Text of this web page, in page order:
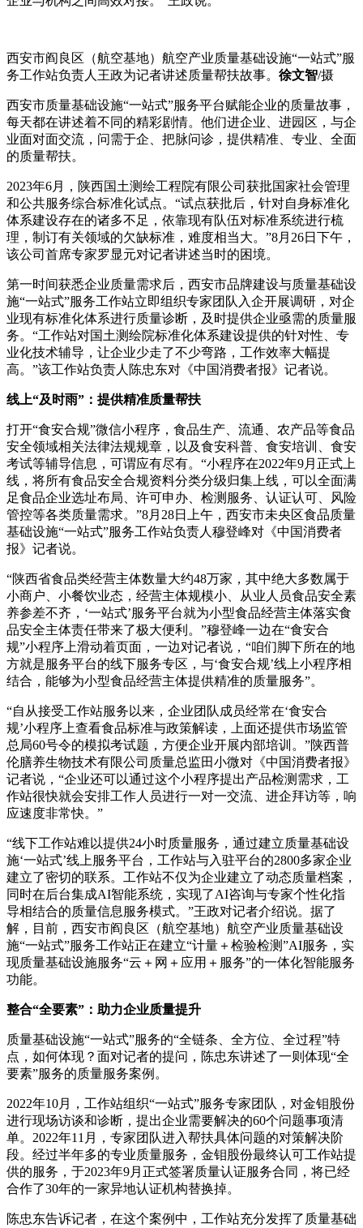
西安市阎良区（航空基地）航空产业质量基础设施“一站式”服
务工作站负责人王政为记者讲述质量帮扶故事。 徐文智/摄
西安市质量基础设施“一站式”服务平台赋能企业的质量故事，
每天都在讲述着不同的精彩剧情。他们进企业、进园区，与企
业面对面交流，问需于企、把脉问诊，提供精准、专业、全面
的质量帮扶。
2023年6月，陕西国土测绘工程院有限公司获批国家社会管理
和公共服务综合标准化试点。“试点获批后，针对自身标准化
体系建设存在的诸多不足，依靠现有队伍对标准系统进行梳
理，制订有关领域的欠缺标准，难度相当大。”8月26日下午，
该公司首席专家罗显元对记者讲述当时的困境。
第一时间获悉企业质量需求后，西安市品牌建设与质量基础设
施“一站式”服务工作站立即组织专家团队入企开展调研，对企
业现有标准化体系进行质量诊断，及时提供企业亟需的质量服
务。“工作站对国土测绘院标准化体系建设提供的针对性、专
业化技术辅导，让企业少走了不少弯路，工作效率大幅提
高。”该工作站负责人陈忠东对《中国消费者报》记者说。
线上“及时雨”：提供精准质量帮扶
打开“食安合规”微信小程序，食品生产、流通、农产品等食品
安全领域相关法律法规规章，以及食安科普、食安培训、食安
考试等辅导信息，可谓应有尽有。“小程序在2022年9月正式上
线，将所有食品安全合规资料分类分级归集上线，可以全面满
足食品企业选址布局、许可申办、检测服务、认证认可、风险
管控等各类质量需求。”8月28日上午，西安市未央区食品质量
基础设施“一站式”服务工作站负责人穆登峰对《中国消费者
报》记者说。
“陕西省食品类经营主体数量大约48万家，其中绝大多数属于
小商户、小餐饮业态，经营主体规模小、从业人员食品安全素
养参差不齐，‘一站式’服务平台就为小型食品经营主体落实食
品安全主体责任带来了极大便利。”穆登峰一边在“食安合
规”小程序上滑动着页面，一边对记者说，“咱们脚下所在的地
方就是服务平台的线下服务专区，与‘食安合规’线上小程序相
结合，能够为小型食品经营主体提供精准的质量服务”。
“自从接受工作站服务以来，企业团队成员经常在‘食安合
规’小程序上查看食品标准与政策解读，上面还提供市场监管
总局60号令的模拟考试题，方便企业开展内部培训。”陕西普
伦膳养生物技术有限公司质量总监田小微对《中国消费者报》
记者说，“企业还可以通过这个小程序提出产品检测需求，工
作站很快就会安排工作人员进行一对一交流、进企拜访等，响
应速度非常快。”
“线下工作站难以提供24小时质量服务，通过建立质量基础设
施‘一站式’线上服务平台，工作站与入驻平台的2800多家企业
建立了密切的联系。工作站不仅为企业建立了动态质量档案，
同时在后台集成AI智能系统，实现了AI咨询与专家个性化指
导相结合的质量信息服务模式。”王政对记者介绍说。据了
解，目前，西安市阎良区（航空基地）航空产业质量基础设
施“一站式”服务工作站正在建立“计量＋检验检测”AI服务，实
现质量基础设施服务“云＋网＋应用＋服务”的一体化智能服务
功能。
整合“全要素”：助力企业质量提升
质量基础设施“一站式”服务的“全链条、全方位、全过程”特
点，如何体现？面对记者的提问，陈忠东讲述了一则体现“全
要素”服务的质量服务案例。
2022年10月，工作站组织“一站式”服务专家团队，对金钼股份
进行现场访谈和诊断，提出企业需要解决的60个问题事项清
单。2022年11月，专家团队进入帮扶具体问题的对策解决阶
段。经过半年多的专业质量服务，金钼股份最终认可工作站提
供的服务，于2023年9月正式签署质量认证服务合同，将已经
合作了30年的一家异地认证机构替换掉。
陈忠东告诉记者，在这个案例中，工作站充分发挥了质量基础